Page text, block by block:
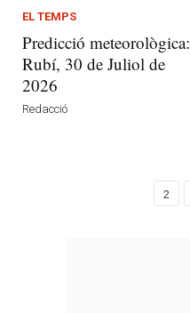
EL TEMPS
Predicció meteorològica:
Rubí, 30 de Juliol de
2026
Redacció
2